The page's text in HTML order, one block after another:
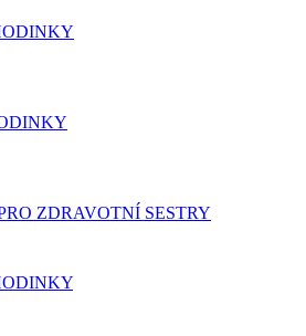
ZDRAVOTNÍ SESTRY